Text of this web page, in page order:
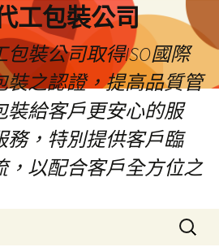
工包裝公司
裝公司取得ISO國際
裝之認證，提高品質管
裝給客戶更安心的服
務，特別提供客戶臨
，以配合客戶全方位之
搜
尋